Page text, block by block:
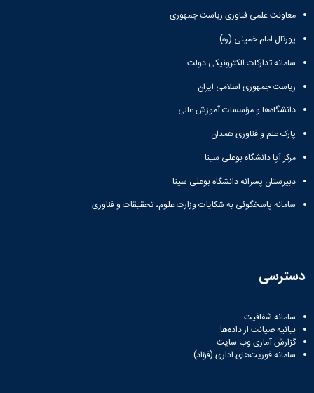
معاونت علمی فناوری ریاست جمهوری
پورتال امام خمینی (ره)
سامانه تدارکات الکترونیکی دولت
ریاست جمهوری اسلامی ایران
دانشگاه‌ها و مؤسسات آموزش عالی
پارک علم و فناوری همدان
مرکز آپا دانشگاه بوعلی سینا
دبیرستان پسرانه دانشگاه بوعلی سینا
سامانه پاسخگوئی به شکایات وزارت علوم، تحقیقات و فناوری
دسترسی
سامانه شفافیت
بیانیه صیانت از داده‌ها
گزارش آماری وب‌ سایت
سامانه فوریت‌های اداری (فؤاد)